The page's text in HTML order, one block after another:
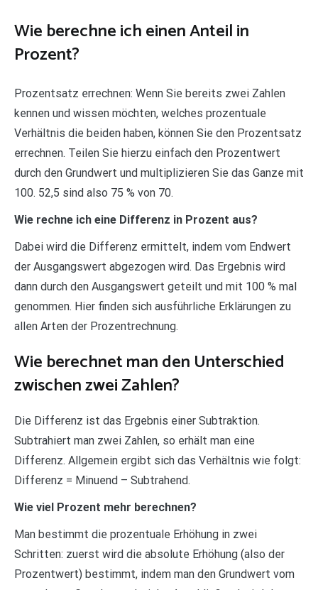
Wie berechne ich einen Anteil in
Prozent?
Prozentsatz errechnen: Wenn Sie bereits zwei Zahlen
kennen und wissen möchten, welches prozentuale
Verhältnis die beiden haben, können Sie den Prozentsatz
errechnen. Teilen Sie hierzu einfach den Prozentwert
durch den Grundwert und multiplizieren Sie das Ganze mit
100. 52,5 sind also 75 % von 70.
Wie rechne ich eine Differenz in Prozent aus?
Dabei wird die Differenz ermittelt, indem vom Endwert
der Ausgangswert abgezogen wird. Das Ergebnis wird
dann durch den Ausgangswert geteilt und mit 100 % mal
genommen. Hier finden sich ausführliche Erklärungen zu
allen Arten der Prozentrechnung.
Wie berechnet man den Unterschied
zwischen zwei Zahlen?
Die Differenz ist das Ergebnis einer Subtraktion.
Subtrahiert man zwei Zahlen, so erhält man eine
Differenz. Allgemein ergibt sich das Verhältnis wie folgt:
Differenz = Minuend – Subtrahend.
Wie viel Prozent mehr berechnen?
Man bestimmt die prozentuale Erhöhung in zwei
Schritten: zuerst wird die absolute Erhöhung (also der
Prozentwert) bestimmt, indem man den Grundwert vom